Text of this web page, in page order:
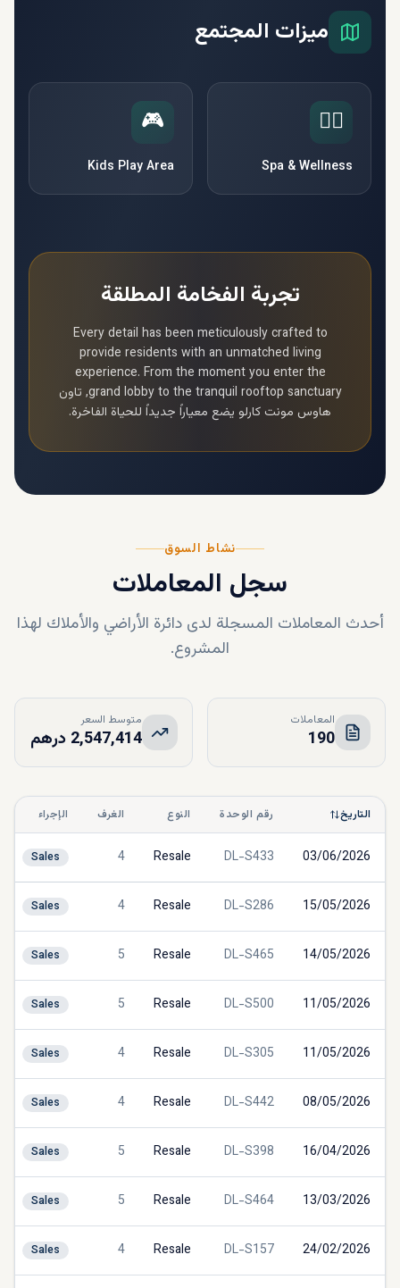
ميزات المجتمع
🧘‍♀️
Spa & Wellness
🎮
Kids Play Area
تجربة الفخامة المطلقة
Every detail has been meticulously crafted to
provide residents with an unmatched living
experience. From the moment you enter the
grand lobby to the tranquil rooftop sanctuary, تاون
هاوس مونت كارلو يضع معياراً جديداً للحياة الفاخرة.
نشاط السوق
سجل المعاملات
أحدث المعاملات المسجلة لدى دائرة الأراضي والأملاك لهذا
المشروع.
المعاملات
190
متوسط السعر
2,547,414 درهم
التاريخ رقم الوحدة النوع الغرف الإجراء
03/06/2026
DL-S433
Resale
4
Sales
15/05/2026
DL-S286
Resale
4
Sales
14/05/2026
DL-S465
Resale
5
Sales
11/05/2026
DL-S500
Resale
5
Sales
11/05/2026
DL-S305
Resale
4
Sales
08/05/2026
DL-S442
Resale
4
Sales
16/04/2026
DL-S398
Resale
5
Sales
13/03/2026
DL-S464
Resale
5
Sales
24/02/2026
DL-S157
Resale
4
Sales